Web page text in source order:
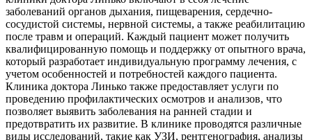
заболеваний органов дыхания, пищеварения, сердечно-
сосудистой системы, нервной системы, а также реабилитацию
после травм и операций. Каждый пациент может получить
квалифицированную помощь и поддержку от опытного врача,
который разработает индивидуальную программу лечения, с
учетом особенностей и потребностей каждого пациента.
Клиника доктора Линько также предоставляет услуги по
проведению профилактических осмотров и анализов, что
позволяет выявить заболевания на ранней стадии и
предотвратить их развитие. В клинике проводятся различные
виды исследований, такие как УЗИ, рентгенография, анализы